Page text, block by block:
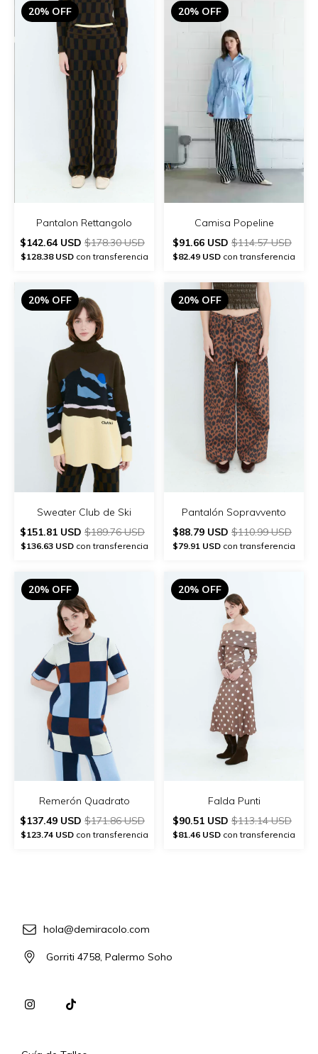
20% OFF
Pantalon Rettangolo
$142.64 USD $178.30 USD
$128.38 USDcon transferencia
20% OFF
Camisa Popeline
$91.66 USD $114.57 USD
$82.49 USD con transferencia
20% OFF
Sweater Club de Ski
$151.81 USD $189.76 USD
$136.63 USDcon transferencia
20% OFF
Pantalón Sopravvento
$88.79 USD $110.99 USD
$79.91 USD con transferencia
20% OFF
Remerón Quadrato
$137.49 USD $171.86 USD
$123.74 USDcon transferencia
20% OFF
Falda Punti
$90.51 USD $113.14 USD
$81.46 USD con transferencia
hola@demiracolo.com
Gorriti 4758, Palermo Soho